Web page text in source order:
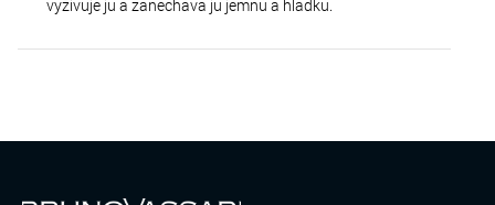
vyživuje ju a zanecháva ju jemnú a hladkú.